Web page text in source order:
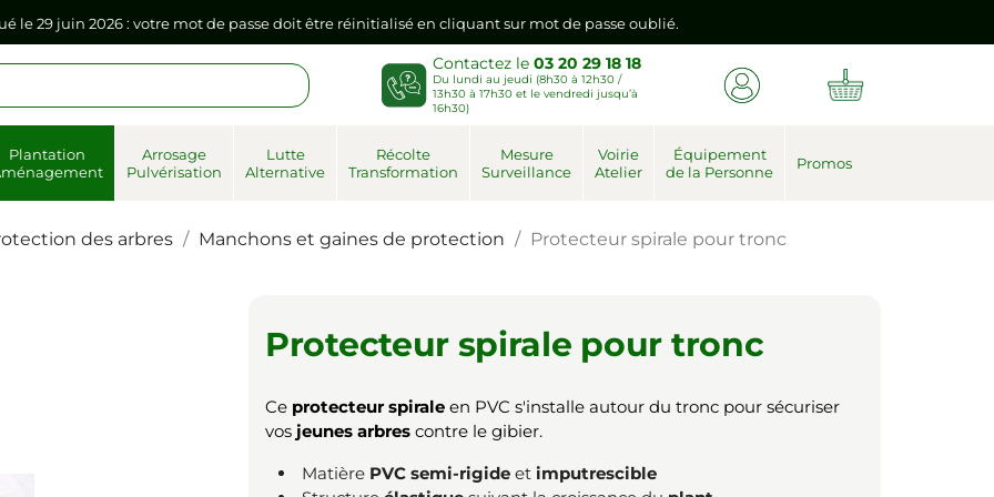
dans votre navigateur internet, il doit être réenregistré à la première connexion vers votre nouvel espace client.
le 29 juin 2026 : votre mot de passe doit être réinitialisé en cliquant sur mot de passe oublié.
dans votre navigateur internet, il doit être réenregistré à la première connexion vers votre nouvel espace client.
Contactez le03 20 29 18 18
Du lundi au jeudi (8h30 à 12h30 /
13h30 à 17h30 et le vendredi jusqu’à
16h30)
Plantation
Arrosage
Pulvérisation
Lutte
Alternative
Récolte
Transformation
Mesure
Surveillance
Voirie
Atelier
Équipement
de la Personne
Promos
des arbres Manchons et gaines de protection Protecteur spirale pour tronc
Protecteur spirale pour tronc
Ce protecteur spirale en PVC s'installe autour du tronc pour sécuriser
vos jeunes arbres contre le gibier.
Matière PVC semi-rigide et imputrescible